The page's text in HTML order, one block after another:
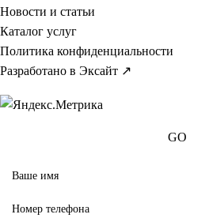
Новости и статьи
Каталог услуг
Политика конфиденциальности
Разработано в Эксайт ↗
GO